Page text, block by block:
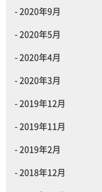
2020年9月
2020年5月
2020年4月
2020年3月
2019年12月
2019年11月
2019年2月
2018年12月